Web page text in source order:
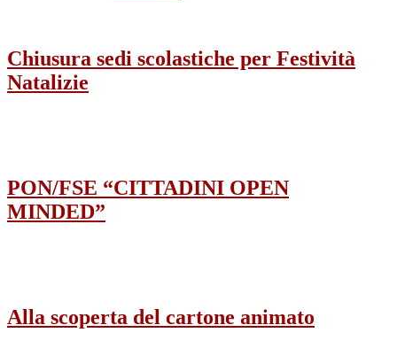
Chiusura sedi scolastiche per Festività
Natalizie
PON/FSE “CITTADINI OPEN
MINDED”
Alla scoperta del cartone animato